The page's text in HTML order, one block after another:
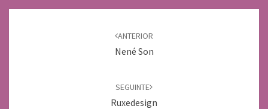
ANTERIOR
Nené Son
SEGUINTE
Ruxedesign